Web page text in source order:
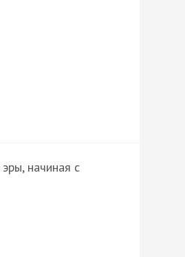
начиная с